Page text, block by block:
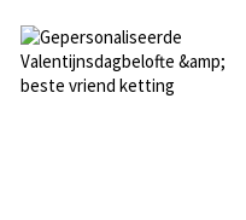
en andere dierbaren.